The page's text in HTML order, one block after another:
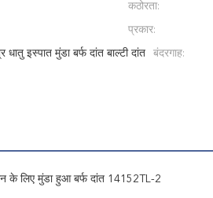
कठोरता:
प्रकार:
इस्पात मुंडा बर्फ दांत बाल्टी दांत बंदरगाह:
के लिए मुंडा हुआ बर्फ दांत 14152TL-2